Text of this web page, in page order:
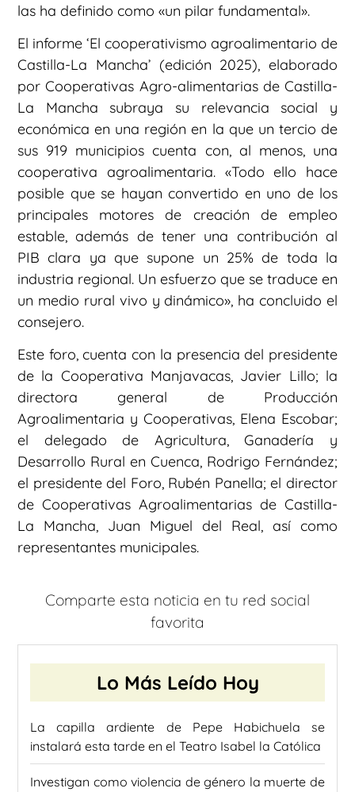
las ha definido como «un pilar fundamental».
El informe ‘El cooperativismo agroalimentario de
Castilla-La Mancha’ (edición 2025), elaborado
por Cooperativas Agro-alimentarias de Castilla-
La Mancha subraya su relevancia social y
económica en una región en la que un tercio de
sus 919 municipios cuenta con, al menos, una
cooperativa agroalimentaria. «Todo ello hace
posible que se hayan convertido en uno de los
principales motores de creación de empleo
estable, además de tener una contribución al
PIB clara ya que supone un 25% de toda la
industria regional. Un esfuerzo que se traduce en
un medio rural vivo y dinámico», ha concluido el
consejero.
Este foro, cuenta con la presencia del presidente
de la Cooperativa Manjavacas, Javier Lillo; la
directora general de Producción
Agroalimentaria y Cooperativas, Elena Escobar;
el delegado de Agricultura, Ganadería y
Desarrollo Rural en Cuenca, Rodrigo Fernández;
el presidente del Foro, Rubén Panella; el director
de Cooperativas Agroalimentarias de Castilla-
La Mancha, Juan Miguel del Real, así como
representantes municipales.
Comparte esta noticia en tu red social
favorita
Lo Más Leído Hoy
La capilla ardiente de Pepe Habichuela se
instalará esta tarde en el Teatro Isabel la Católica
Investigan como violencia de género la muerte de